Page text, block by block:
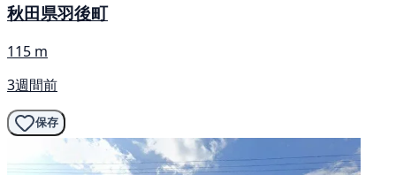
秋田県羽後町
115 m
3週間前
保存